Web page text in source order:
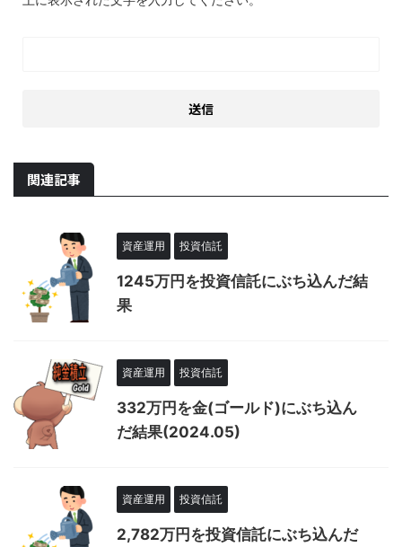
関連記事
資産運用 投資信託
1245万円を投資信託にぶち込んだ結
果
資産運用 投資信託
332万円を金(ゴールド)にぶち込ん
だ結果(2024.05)
資産運用 投資信託
2,782万円を投資信託にぶち込んだ